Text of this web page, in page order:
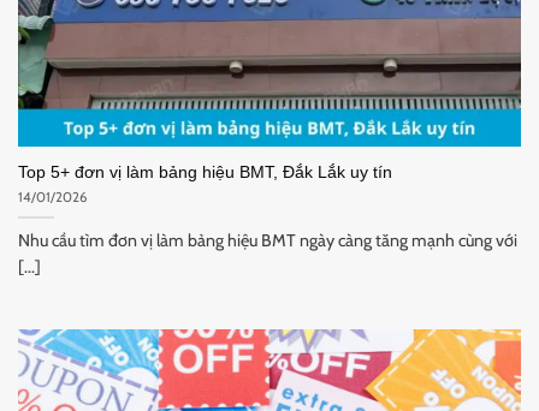
Top 5+ đơn vị làm bảng hiệu BMT, Đắk Lắk uy tín
14/01/2026
Nhu cầu tìm đơn vị làm bảng hiệu BMT ngày càng tăng mạnh cùng với
[...]